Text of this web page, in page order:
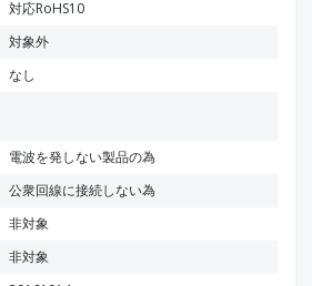
対応RoHS10
対象外
なし
電波を発しない製品の為
公衆回線に接続しない為
非対象
非対象